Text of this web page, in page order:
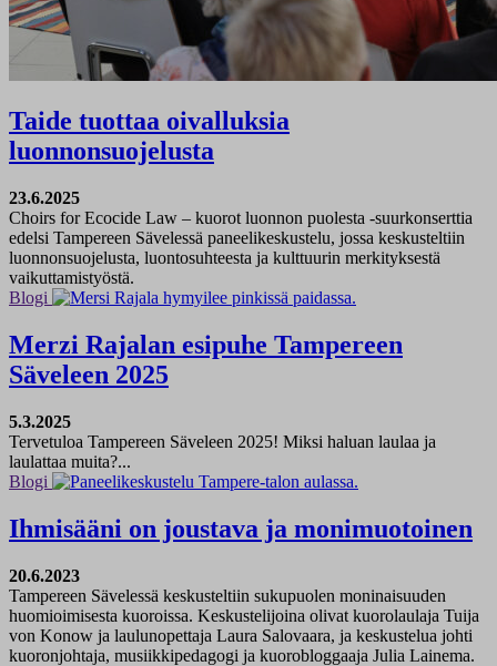
Taide tuottaa oivalluksia
luonnonsuojelusta
23.6.2025
Choirs for Ecocide Law – kuorot luonnon puolesta -suurkonserttia
edelsi Tampereen Sävelessä paneelikeskustelu, jossa keskusteltiin
luonnonsuojelusta, luontosuhteesta ja kulttuurin merkityksestä
vaikuttamistyöstä.
Blogi
Merzi Rajalan esipuhe Tampereen
Säveleen 2025
5.3.2025
Tervetuloa Tampereen Säveleen 2025! Miksi haluan laulaa ja
laulattaa muita?...
Blogi
Ihmisääni on joustava ja monimuotoinen
20.6.2023
Tampereen Sävelessä keskusteltiin sukupuolen moninaisuuden
huomioimisesta kuoroissa. Keskustelijoina olivat kuorolaulaja Tuija
von Konow ja laulunopettaja Laura Salovaara, ja keskustelua johti
kuoronjohtaja, musiikkipedagogi ja kuorobloggaaja Julia Lainema.